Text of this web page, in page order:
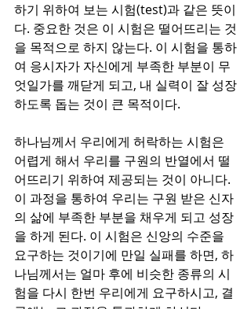
하기 위하여 보는 시험(test)과 같은 뜻이
다. 중요한 것은 이 시험은 떨어뜨리는 것
을 목적으로 하지 않는다. 이 시험을 통하
여 응시자가 자신에게 부족한 부분이 무
엇일가를 깨닫게 되고, 내 실력이 잘 성장
하도록 돕는 것이 큰 목적이다.
하나님께서 우리에게 허락하는 시험은
어렵게 해서 우리를 구원의 반열에서 떨
어뜨리기 위하여 제공되는 것이 아니다.
이 과정을 통하여 우리는 구원 받은 신자
의 삶에 부족한 부분을 채우게 되고 성장
을 하게 된다. 이 시험은 신앙의 수준을
요구하는 것이기에 만일 실패를 하면, 하
나님께서는 얼마 후에 비슷한 종류의 시
험을 다시 한번 우리에게 요구하시고, 결